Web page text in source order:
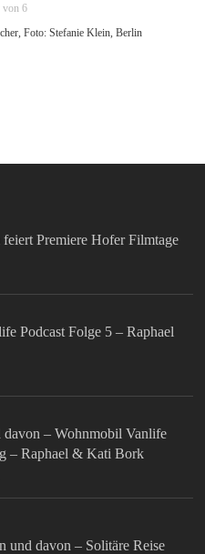
von 6
Foto: Stefanie Klein, Berlin
Premiere Hofer Filmtage
Podcast Folge 5 – Raphael
davon – Wohnmobil Vanlife
– Raphael & Kati Bork
und davon – Solitäre Reise